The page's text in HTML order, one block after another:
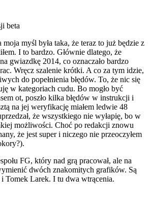
beta
myśl była taka, że teraz to już będzie z
I to bardzo. Głównie dlatego, że
gwiazdkę 2014, co oznaczało bardzo
Wręcz szalenie krótki. A co za tym idzie,
do popełnienia błędów. To, że nic się
w kategoriach cudu. Bo mogło być
ot, poszło kilka błędów w instrukcji i
na jej weryfikację miałem ledwie 48
że wszystkiego nie wyłapię, bo w
możliwości. Choć po redakcji znowu
że jest super i niczego nie przeoczyłem
FG, który nad grą pracował, ale na
dwóch znakomitych grafików. Są
Tomek Larek. I tu dwa wtrącenia.